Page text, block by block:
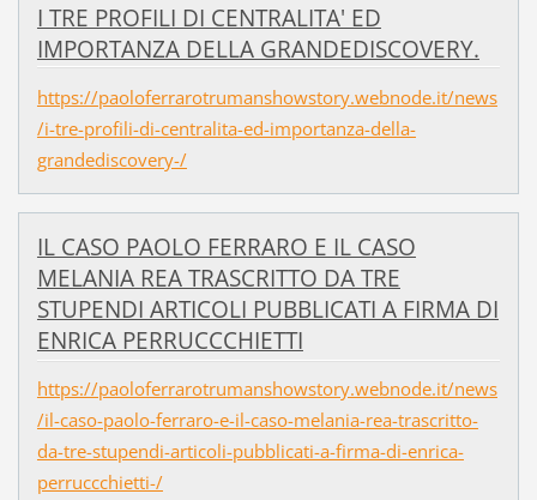
I TRE PROFILI DI CENTRALITA' ED
IMPORTANZA DELLA GRANDEDISCOVERY.
https://paoloferrarotrumanshowstory.webnode.it/news
/i-tre-profili-di-centralita-ed-importanza-della-
grandediscovery-/
IL CASO PAOLO FERRARO E IL CASO
MELANIA REA TRASCRITTO DA TRE
STUPENDI ARTICOLI PUBBLICATI A FIRMA DI
ENRICA PERRUCCCHIETTI
https://paoloferrarotrumanshowstory.webnode.it/news
/il-caso-paolo-ferraro-e-il-caso-melania-rea-trascritto-
da-tre-stupendi-articoli-pubblicati-a-firma-di-enrica-
perruccchietti-/